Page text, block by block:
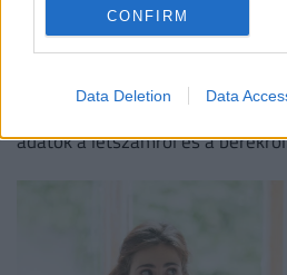
CONFIRM
Data Deletion Data
900 ezres fizetést ad
legnagyobb vállalata:
Ennyit lehet keresni 2026-ban a
adatok a létszámról és a